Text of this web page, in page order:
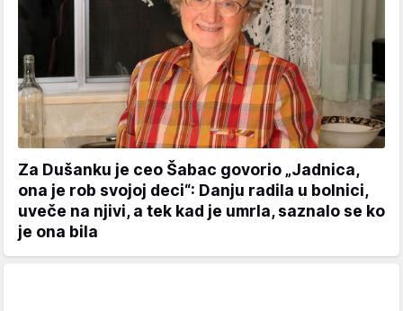
Za Dušanku je ceo Šabac govorio „Jadnica,
ona je rob svojoj deci“: Danju radila u bolnici,
uveče na njivi, a tek kad je umrla, saznalo se ko
je ona bila